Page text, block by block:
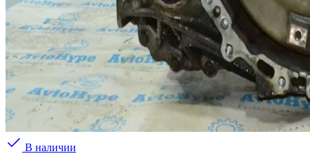
В наличии